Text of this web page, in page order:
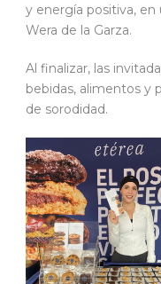
y energía positiva, en
Wera de la Garza.
Al finalizar, las
bebidas, alimentos y
de sorodidad.